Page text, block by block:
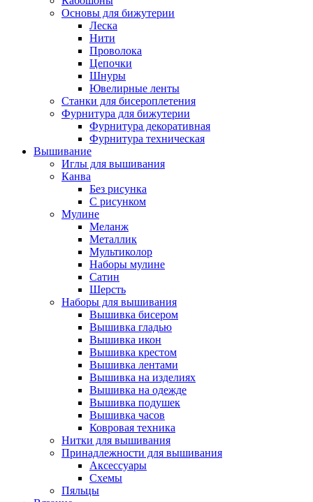
Основы для бижутерии
Леска
Нити
Проволока
Цепочки
Шнуры
Ювелирные ленты
Станки для бисероплетения
Фурнитура для бижутерии
Фурнитура декоративная
Фурнитура техническая
Вышивание
Иглы для вышивания
Канва
Без рисунка
С рисунком
Мулине
Меланж
Металлик
Мультиколор
Наборы мулине
Сатин
Шерсть
Наборы для вышивания
Вышивка бисером
Вышивка гладью
Вышивка икон
Вышивка крестом
Вышивка лентами
Вышивка на изделиях
Вышивка на одежде
Вышивка подушек
Вышивка часов
Ковровая техника
Нитки для вышивания
Принадлежности для вышивания
Аксессуары
Схемы
Пяльцы